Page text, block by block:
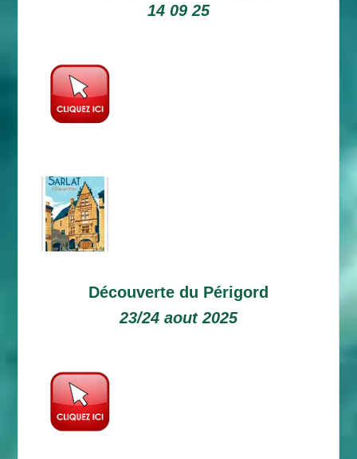
14 09 25
Découverte du Périgord
23/24 aout 2025